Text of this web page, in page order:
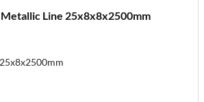
Line 25x8x8x2500mm